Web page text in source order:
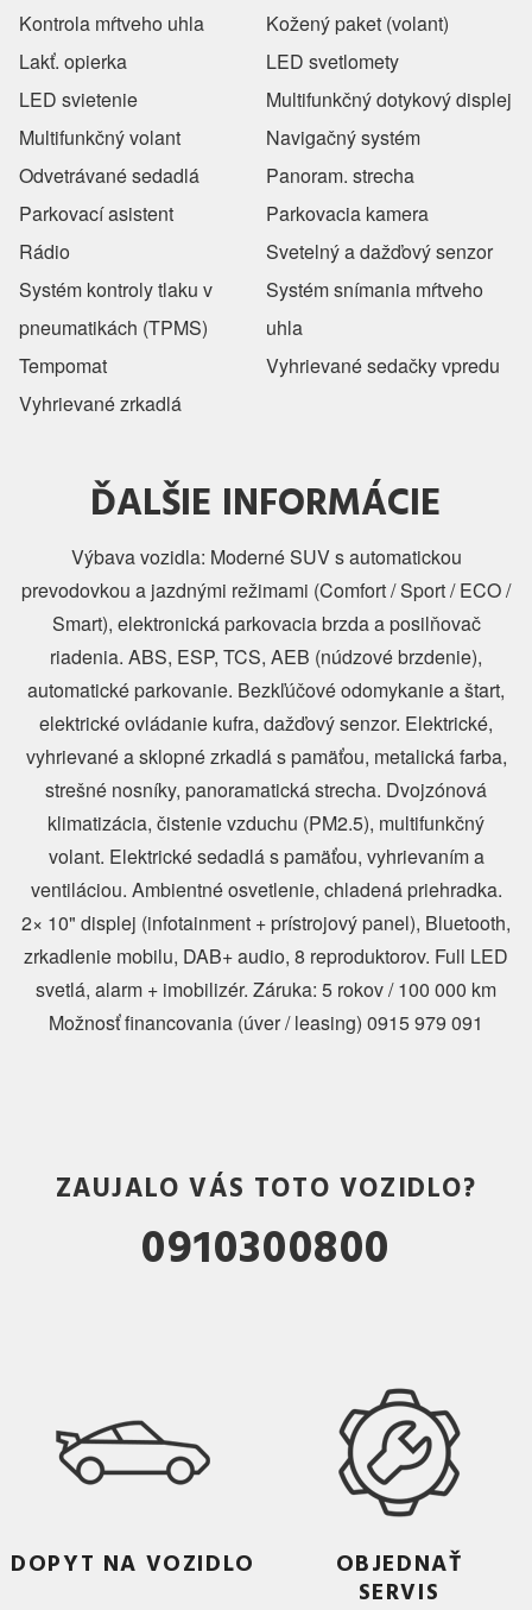
Kontrola mŕtveho uhla
Kožený paket (volant)
Lakť. opierka
LED svetlomety
LED svietenie
Multifunkčný dotykový displej
Multifunkčný volant
Navigačný systém
Odvetrávané sedadlá
Panoram. strecha
Parkovací asistent
Parkovacia kamera
Rádio
Svetelný a dažďový senzor
Systém kontroly tlaku v
pneumatikách (TPMS)
Systém snímania mŕtveho
uhla
Tempomat
Vyhrievané sedačky vpredu
Vyhrievané zrkadlá
ĎALŠIE INFORMÁCIE
Výbava vozidla: Moderné SUV s automatickou
prevodovkou a jazdnými režimami (Comfort / Sport / ECO /
Smart), elektronická parkovacia brzda a posilňovač
riadenia. ABS, ESP, TCS, AEB (núdzové brzdenie),
automatické parkovanie. Bezkľúčové odomykanie a štart,
elektrické ovládanie kufra, dažďový senzor. Elektrické,
vyhrievané a sklopné zrkadlá s pamäťou, metalická farba,
strešné nosníky, panoramatická strecha. Dvojzónová
klimatizácia, čistenie vzduchu (PM2.5), multifunkčný
volant. Elektrické sedadlá s pamäťou, vyhrievaním a
ventiláciou. Ambientné osvetlenie, chladená priehradka.
2× 10" displej (infotainment + prístrojový panel), Bluetooth,
zrkadlenie mobilu, DAB+ audio, 8 reproduktorov. Full LED
svetlá, alarm + imobilizér. Záruka: 5 rokov / 100 000 km
Možnosť financovania (úver / leasing) 0915 979 091
ZAUJALO VÁS TOTO VOZIDLO?
0910300800
DOPYT NA VOZIDLO
OBJEDNAŤ
SERVIS